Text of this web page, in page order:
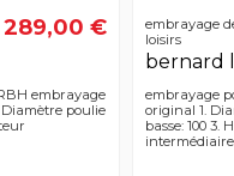
289,00 €
embrayage
poulie
embrayage
loisirs
bernard
embrayage
original 1.
basse: 100 3.